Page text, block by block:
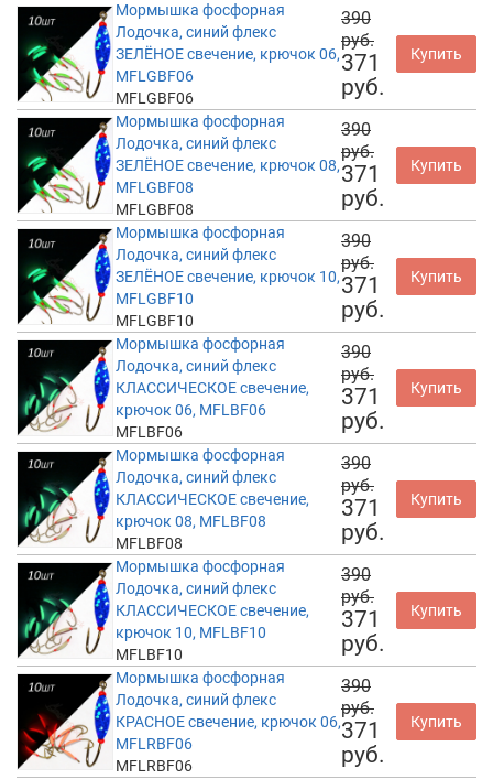
Мормышка фосфорная
Лодочка, синий флекс
ЗЕЛЁНОЕ свечение, крючок 06,
MFLGBF06
MFLGBF06
390
руб.
371
руб.
Купить
Мормышка фосфорная
Лодочка, синий флекс
ЗЕЛЁНОЕ свечение, крючок 08,
MFLGBF08
MFLGBF08
390
руб.
371
руб.
Купить
Мормышка фосфорная
Лодочка, синий флекс
ЗЕЛЁНОЕ свечение, крючок 10,
MFLGBF10
MFLGBF10
390
руб.
371
руб.
Купить
Мормышка фосфорная
Лодочка, синий флекс
КЛАССИЧЕСКОЕ свечение,
крючок 06, MFLBF06
MFLBF06
390
руб.
371
руб.
Купить
Мормышка фосфорная
Лодочка, синий флекс
КЛАССИЧЕСКОЕ свечение,
крючок 08, MFLBF08
MFLBF08
390
руб.
371
руб.
Купить
Мормышка фосфорная
Лодочка, синий флекс
КЛАССИЧЕСКОЕ свечение,
крючок 10, MFLBF10
MFLBF10
390
руб.
371
руб.
Купить
Мормышка фосфорная
Лодочка, синий флекс
КРАСНОЕ свечение, крючок 06,
MFLRBF06
MFLRBF06
390
руб.
371
руб.
Купить